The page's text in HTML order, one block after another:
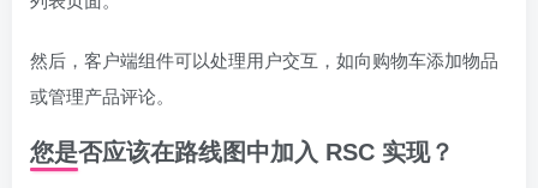
然后，客户端组件可以处理用户交互，如向购物车添加物品
或管理产品评论。
您是否应该在路线图中加入 RSC 实现？